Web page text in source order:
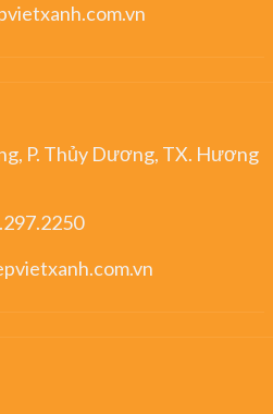
P. Thủy Dương, TX. Hương